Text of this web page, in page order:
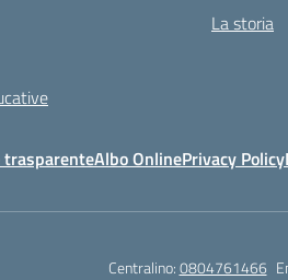
La storia
Albo OnlinePrivacy Policy
Centralino:0804761466